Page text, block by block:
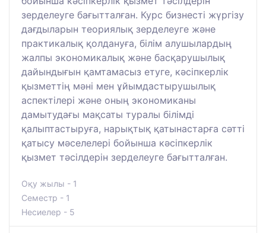
зерделеуге бағытталған. Курс бизнесті жүргізу
дағдыларын теориялық зерделеуге және
практикалық қолдануға, білім алушылардың
жалпы экономикалық және басқарушылық
дайындығын қамтамасыз етуге, кәсіпкерлік
қызметтің мәні мен ұйымдастырушылық
аспектілері және оның экономиканы
дамытудағы мақсаты туралы білімді
қалыптастыруға, нарықтық қатынастарға сәтті
қатысу мәселелері бойынша кәсіпкерлік
қызмет тәсілдерін зерделеуге бағытталған.
Оқу жылы - 1
Семестр - 1
Несиелер - 5